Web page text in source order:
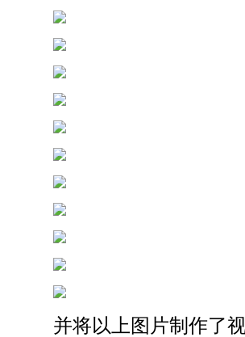
并将以上图片制作了